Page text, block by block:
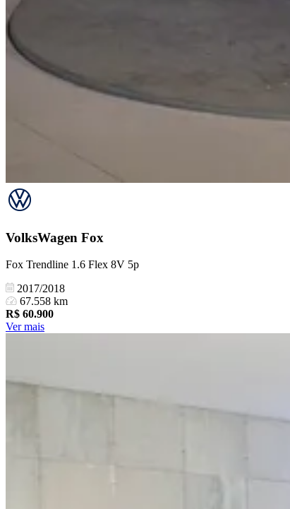
VolksWagen Fox
Fox Trendline 1.6 Flex 8V 5p
2017/2018
67.558 km
R$ 60.900
Ver mais